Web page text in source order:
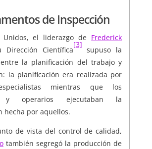
de Inspección
Unidos, el liderazgo de Frederick
Científica
[3]
supuso la
la planificación del trabajo y
la planificación era realizada por
mientras que los
y operarios ejecutaban la
hecha por aquellos.
de vista del control de calidad,
también segregó la producción de